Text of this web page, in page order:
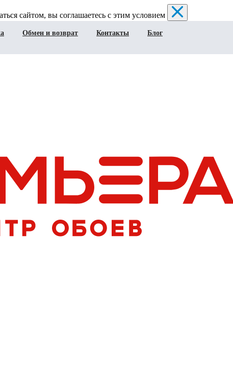
сайтом, вы соглашаетесь с этим условием
Обмен и возврат Контакты
Блог